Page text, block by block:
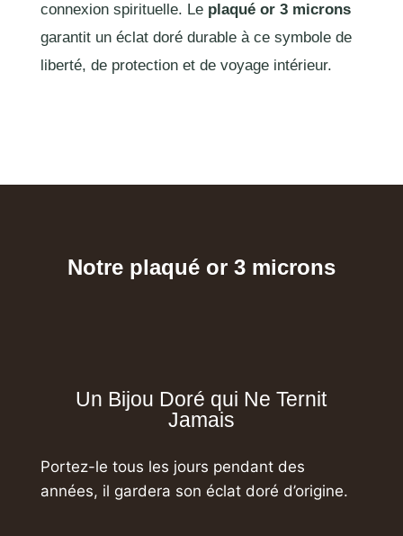
connexion spirituelle. Le plaqué or 3 microns
garantit un éclat doré durable à ce symbole de
liberté, de protection et de voyage intérieur.
Notre plaqué or 3 microns
Un Bijou Doré qui Ne Ternit
Jamais
Portez-le tous les jours pendant des
années, il gardera son éclat doré d’origine.